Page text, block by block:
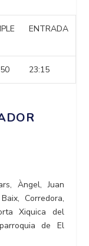
ENTRADA
23:15
Àngel, Juan
Corredora,
Xiquica del
de El